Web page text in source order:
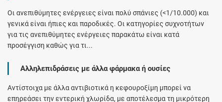
Οι ανεπιθύμητες ενέργειες είναι πολύ σπάνιες (<1/10.000) και
γενικά είναι ήπιες και παροδικές. Οι κατηγορίες συχνοτήτων
για τις ανεπιθύμητες ενέργειες παρακάτω είναι κατά
προσέγγιση καθώς για τι...
Αλληλεπιδράσεις με άλλα φάρμακα ή ουσίες
Αντίστοιχα με άλλα αντιβιοτικά η κεφουροξίμη μπορεί να
επηρεάσει την εντερική χλωρίδα, με αποτέλεσμα τη μικρότερη